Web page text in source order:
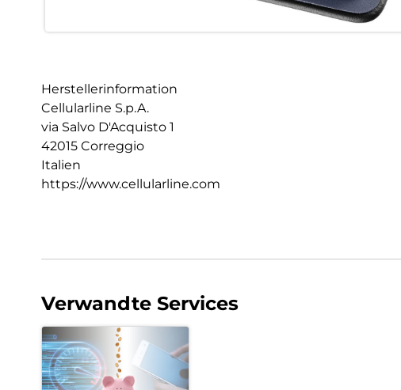
Herstellerinformation
Cellularline S.p.A.
via Salvo D'Acquisto 1
42015 Correggio
Italien
https://www.cellularline.com
Verwandte Services